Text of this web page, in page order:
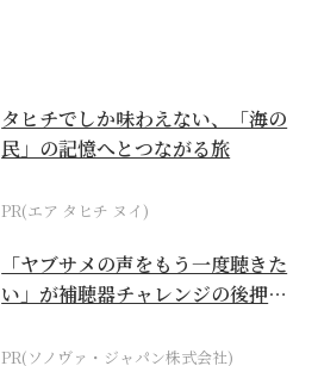
タヒチでしか味わえない、「海の
民」の記憶へとつながる旅
PR(エア タヒチ ヌイ)
「ヤブサメの声をもう一度聴きた
い」が補聴器チャレンジの後押し
PR(ソノヴァ・ジャパン株式会社)